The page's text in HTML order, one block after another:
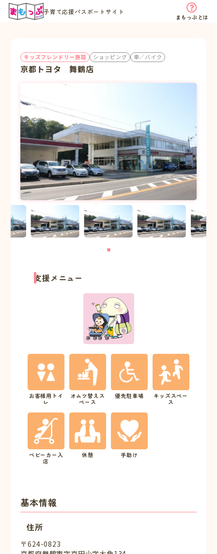
子育て応援パスポートサイト
まもっぷとは
キッズフレンドリー施設 ショッピング 車／バイク
京都トヨタ 舞鶴店
支援メニュー
お客様用トイ
レ
オムツ替えス
ペース
優先駐車場
キッズスペー
ス
ベビーカー入
店
休憩 手助け
基本情報
住所
〒624-0823